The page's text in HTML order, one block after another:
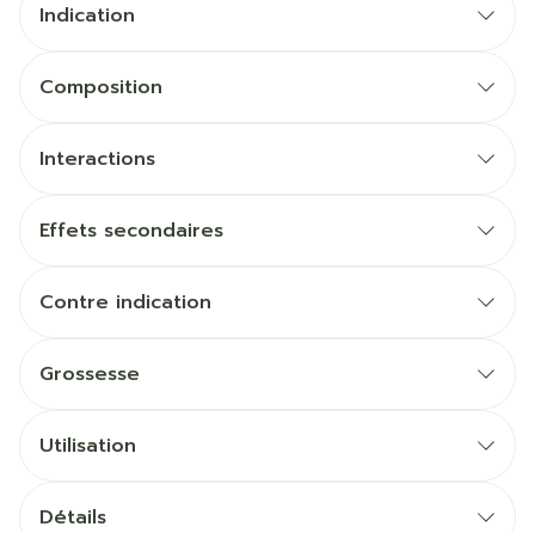
Indication
Composition
Interactions
Effets secondaires
Contre indication
Grossesse
Utilisation
Détails